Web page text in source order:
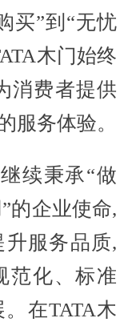
买”到“无忧
木门始终
消费者提供
服务体验。
续秉承“做
的企业使命,
服务品质,
范化、标准
在TATA木